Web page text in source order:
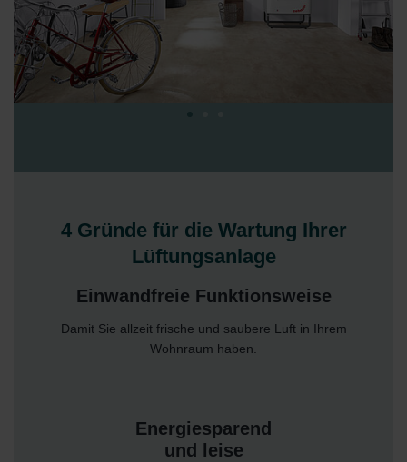
4 Gründe für die Wartung Ihrer
Lüftungsanlage
Einwandfreie Funktionsweise
Damit Sie allzeit frische und saubere Luft in Ihrem
Wohnraum haben.
Energiesparend
und leise